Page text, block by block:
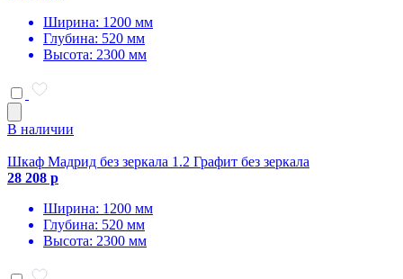
Ширина: 1200 мм
Глубина: 520 мм
Высота: 2300 мм
В наличии
Шкаф Мадрид без зеркала 1.2 Графит без зеркала
28 208 р
Ширина: 1200 мм
Глубина: 520 мм
Высота: 2300 мм